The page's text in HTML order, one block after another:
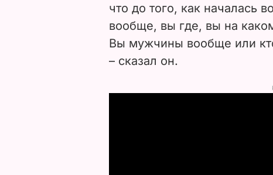
что до того, как началась
вообще, вы где, вы на
Вы мужчины вообще или
– сказал он.